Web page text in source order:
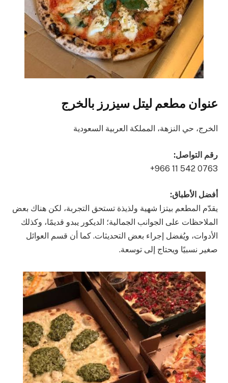
عنوان مطعم ليتل سيزرز بالخرج
الخرج، حي النزهة، المملكة العربية السعودية
رقم التواصل:
أفضل الأطباق:
يقدّم المطعم بيتزا شهية ولذيذة تستحق التجربة، لكن هناك بعض
الملاحظات على الجوانب الجمالية؛ الديكور يبدو قديمًا، وكذلك
الأدوات، ويُفضل إجراء بعض التحديثات. كما أن قسم العوائل
صغير نسبيًا ويحتاج إلى توسعة.